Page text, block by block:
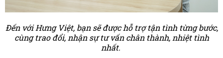
Đến với Hưng Việt, bạn sẽ được hỗ trợ tận tình từng bước,
cùng trao đổi, nhận sự tư vấn chân thành, nhiệt tình
nhất.